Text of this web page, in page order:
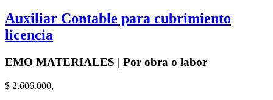
Auxiliar Contable para cubrimiento
licencia
EMO MATERIALES | Por obra o labor
$ 2.606.000,